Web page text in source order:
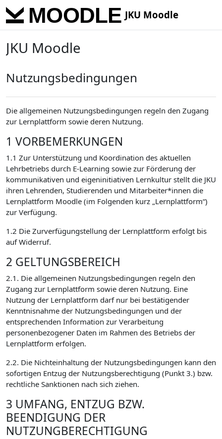
Skip to main content
JKU Moodle
JKU Moodle
Nutzungsbedingungen
Die allgemeinen Nutzungsbedingungen regeln den Zugang
zur Lernplattform sowie deren Nutzung.
1 VORBEMERKUNGEN
1.1 Zur Unterstützung und Koordination des aktuellen
Lehrbetriebs durch E-Learning sowie zur Förderung der
kommunikativen und eigeninitiativen Lernkultur stellt die JKU
ihren Lehrenden, Studierenden und Mitarbeiter*innen die
Lernplattform Moodle (im Folgenden kurz „Lernplattform“)
zur Verfügung.
1.2 Die Zurverfügungstellung der Lernplattform erfolgt bis
auf Widerruf.
2 GELTUNGSBEREICH
2.1. Die allgemeinen Nutzungsbedingungen regeln den
Zugang zur Lernplattform sowie deren Nutzung. Eine
Nutzung der Lernplattform darf nur bei bestätigender
Kenntnisnahme der Nutzungsbedingungen und der
entsprechenden Information zur Verarbeitung
personenbezogener Daten im Rahmen des Betriebs der
Lernplattform erfolgen.
2.2. Die Nichteinhaltung der Nutzungsbedingungen kann den
sofortigen Entzug der Nutzungsberechtigung (Punkt 3.) bzw.
rechtliche Sanktionen nach sich ziehen.
3 UMFANG, ENTZUG BZW.
BEENDIGUNG DER
NUTZUNGBERECHTIGUNG